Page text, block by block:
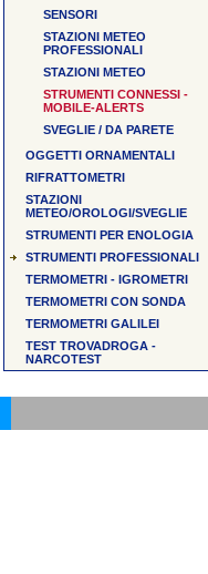
SENSORI
STAZIONI METEO
PROFESSIONALI
STAZIONI METEO
STRUMENTI CONNESSI -
MOBILE-ALERTS
SVEGLIE / DA PARETE
OGGETTI ORNAMENTALI
RIFRATTOMETRI
STAZIONI
METEO/OROLOGI/SVEGLIE
STRUMENTI PER ENOLOGIA
STRUMENTI PROFESSIONALI
TERMOMETRI - IGROMETRI
TERMOMETRI CON SONDA
TERMOMETRI GALILEI
TEST TROVADROGA -
NARCOTEST